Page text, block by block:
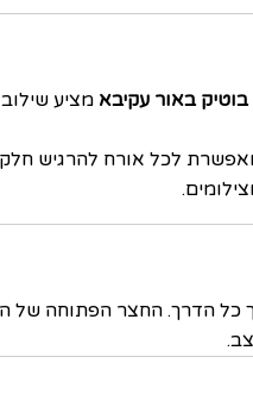
בוטיק באור עקיבא מציע
לכל אורח להרגיש
כל הדרך. החצר הפתוחה של